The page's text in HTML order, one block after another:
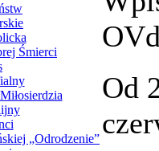
Śmierci
„Odrodzenie”
Od